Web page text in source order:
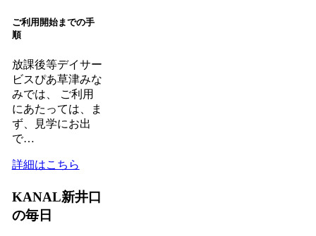
ご利用開始までの手
順
放課後等デイサー
ビスぴあ草津みな
みでは、 ご利用
にあたっては、ま
ず、見学にお出
で…
詳細はこちら
KANAL新井口
の毎日